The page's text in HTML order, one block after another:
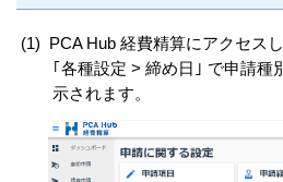
(1)
PCA Hub 経費精算にアクセスし
｢各種設定 > 締め日｣ で申請種
示されます。